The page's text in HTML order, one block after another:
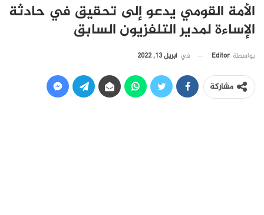
الأمة القومي يدعو إلى تحقيق في حادثة
الإساءة لمدير التلفزيون السابق
بواسطة Editor في أبريل 13, 2022
مشاركة